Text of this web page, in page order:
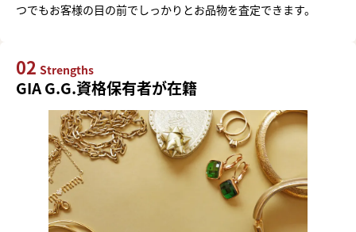
つでもお客様の目の前でしっかりとお品物を査定できます。
02 Strengths
GIA G.G.資格保有者が在籍